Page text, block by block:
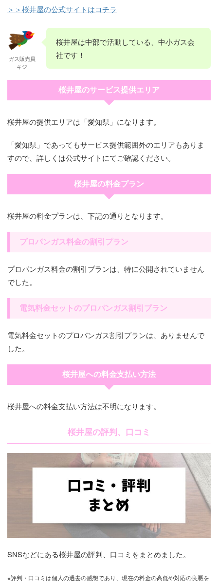
＞＞桜井屋の公式サイトはコチラ
ガス販売員
キジ
桜井屋は中部で活動している、中小ガス会
社です！
桜井屋のサービス提供エリア
桜井屋の提供エリアは「愛知県」になります。
「愛知県」であってもサービス提供範囲外のエリアもありま
すので、詳しくは公式サイトにてご確認ください。
桜井屋の料金プラン
桜井屋の料金プランは、下記の通りとなります。
プロパンガス料金の割引プラン
プロパンガス料金の割引プランは、特に公開されていません
でした。
電気料金セットのプロパンガス割引プラン
電気料金セットのプロパンガス割引プランは、ありませんで
した。
桜井屋への料金支払い方法
桜井屋への料金支払い方法は不明になります。
桜井屋の評判、口コミ
SNSなどにある桜井屋の評判、口コミをまとめました。
※評判・口コミは個人の過去の感想であり、現在の料金の高低や対応の良悪を